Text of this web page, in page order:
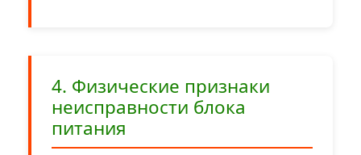
4. Физические признаки
неисправности блока
питания